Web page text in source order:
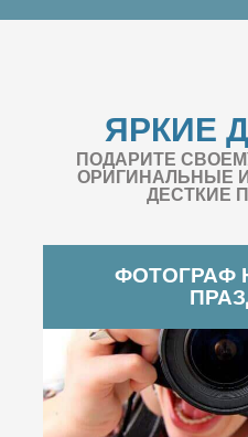
ЯРКИЕ
ПОДАРИТЕ
ОРИГИНАЛЬНЫЕ
ДЕСТКИЕ
ФОТОГРАФ